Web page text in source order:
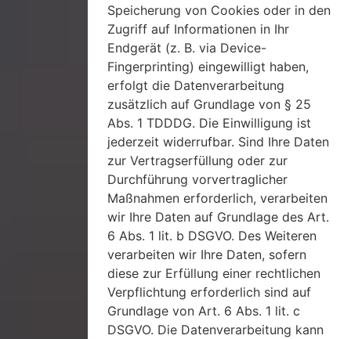
Speicherung von Cookies oder in den
Zugriff auf Informationen in Ihr
Endgerät (z. B. via Device-
Fingerprinting) eingewilligt haben,
erfolgt die Datenverarbeitung
zusätzlich auf Grundlage von § 25
Abs. 1 TDDDG. Die Einwilligung ist
jederzeit widerrufbar. Sind Ihre Daten
zur Vertragserfüllung oder zur
Durchführung vorvertraglicher
Maßnahmen erforderlich, verarbeiten
wir Ihre Daten auf Grundlage des Art.
6 Abs. 1 lit. b DSGVO. Des Weiteren
verarbeiten wir Ihre Daten, sofern
diese zur Erfüllung einer rechtlichen
Verpflichtung erforderlich sind auf
Grundlage von Art. 6 Abs. 1 lit. c
DSGVO. Die Datenverarbeitung kann